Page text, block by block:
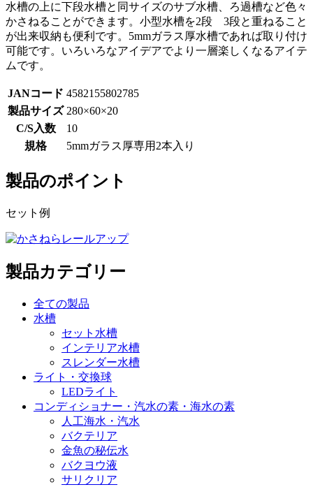
水槽の上に下段水槽と同サイズのサブ水槽、ろ過槽など色々
かさねることができます。小型水槽を2段 3段と重ねること
が出来収納も便利です。5mmガラス厚水槽であれば取り付け
可能です。いろいろなアイデアでより一層楽しくなるアイテ
ムです。
JANコード 4582155802785
製品サイズ 280×60×20
C/S入数
10
規格
5mmガラス厚専用2本入り
製品のポイント
セット例
製品カテゴリー
全ての製品
水槽
セット水槽
インテリア水槽
スレンダー水槽
ライト・交換球
LEDライト
コンディショナー・汽水の素・海水の素
人工海水・汽水
バクテリア
金魚の秘伝水
バクヨウ液
サリクリア